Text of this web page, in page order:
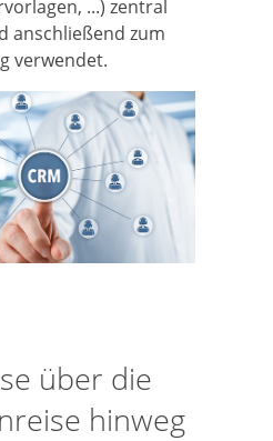
...) zentral
anschließend zum
verwendet.
über die
hinweg